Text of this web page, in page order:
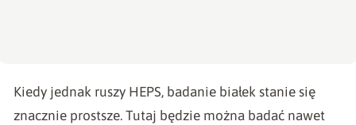
Kiedy jednak ruszy HEPS, badanie białek stanie się
znacznie prostsze. Tutaj będzie można badać nawet